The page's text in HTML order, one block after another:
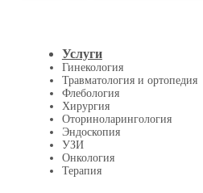
Услуги
Гинекология
Травматология и ортопедия
Флебология
Хирургия
Оториноларингология
Эндоскопия
УЗИ
Онкология
Терапия